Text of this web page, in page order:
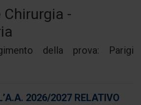
-
della prova: Parigi
2026/2027 RELATIVO